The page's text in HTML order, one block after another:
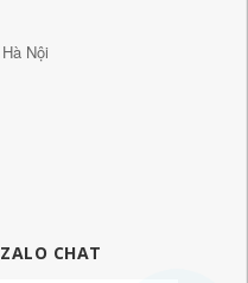
Nội
ZALO CHAT